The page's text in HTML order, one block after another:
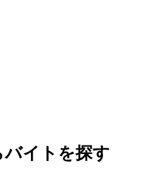
バイトを探す